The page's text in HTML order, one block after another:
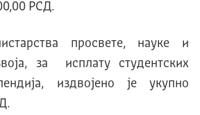
РСД.
просвете, науке и
за исплату студентских
издвојено је укупно